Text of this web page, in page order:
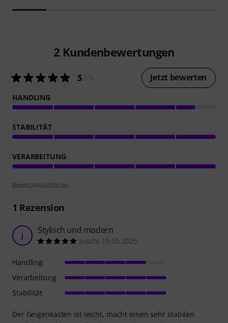
2 Kundenbewertungen
5/ 5 Jetzt bewerten
HANDLING
STABILITÄT
VERARBEITUNG
Bewertungsrichtlinien
1 Rezension
J Stylisch und modern
juschi 19.05.2025
Der Geigenkasten ist leicht, macht einen sehr stabilen
Handling
Verarbeitung
Stabilität